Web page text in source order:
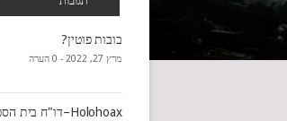
בובות פוטין?
מרץ 27, 2022 - 0 הערה